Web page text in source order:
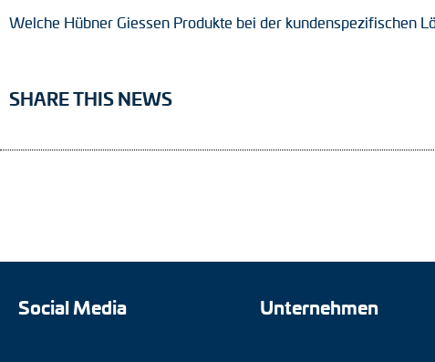
Welche Hübner Giessen Produkte bei der kundenspezifischen
SHARE THIS NEWS
Social Media Unternehmen